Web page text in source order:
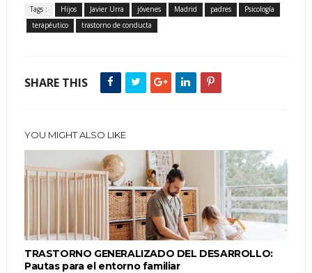
Tags : Hijos Javier Urra jóvenes Madrid padres
Psicología
terapéutico
trastorno de conducta
SHARE THIS
YOU MIGHT ALSO LIKE
TRASTORNO GENERALIZADO DEL DESARROLLO:
Pautas para el entorno familiar